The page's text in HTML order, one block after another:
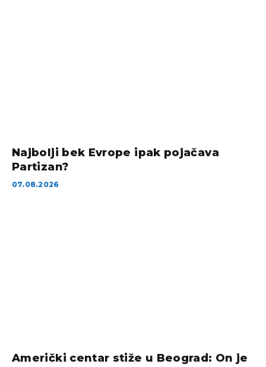
Najbolji bek Evrope ipak pojačava
Partizan?
07.08.2026
Američki centar stiže u Beograd: On je